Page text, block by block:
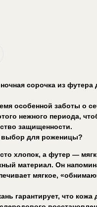
сорочка из
особенной заботы о
нежного периода,
защищенности.
выбор для роженицы?
хлопок, а футер —
материал. Он
мягкое,
гарантирует, что